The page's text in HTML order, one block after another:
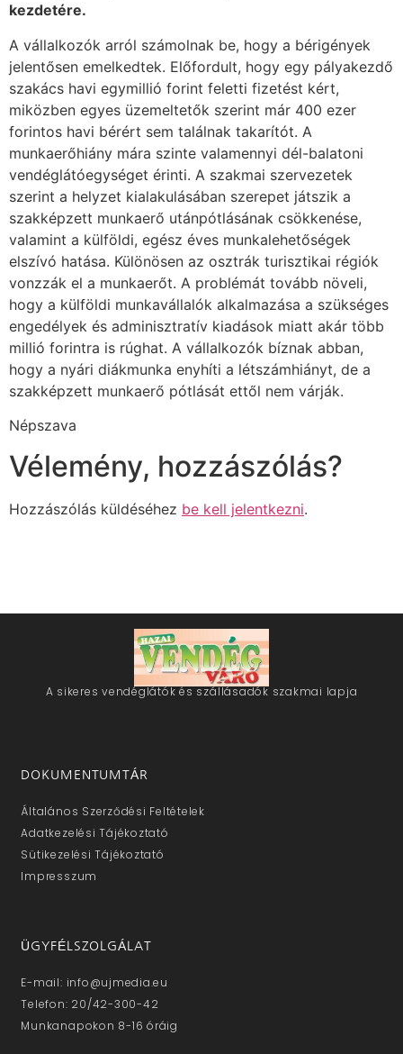
kezdetére.
A vállalkozók arról számolnak be, hogy a bérigények
jelentősen emelkedtek. Előfordult, hogy egy pályakezdő
szakács havi egymillió forint feletti fizetést kért,
miközben egyes üzemeltetők szerint már 400 ezer
forintos havi bérért sem találnak takarítót. A
munkaerőhiány mára szinte valamennyi dél-balatoni
vendéglátóegységet érinti. A szakmai szervezetek
szerint a helyzet kialakulásában szerepet játszik a
szakképzett munkaerő utánpótlásának csökkenése,
valamint a külföldi, egész éves munkalehetőségek
elszívó hatása. Különösen az osztrák turisztikai régiók
vonzzák el a munkaerőt. A problémát tovább növeli,
hogy a külföldi munkavállalók alkalmazása a szükséges
engedélyek és adminisztratív kiadások miatt akár több
millió forintra is rúghat. A vállalkozók bíznak abban,
hogy a nyári diákmunka enyhíti a létszámhiányt, de a
szakképzett munkaerő pótlását ettől nem várják.
Népszava
Vélemény, hozzászólás?
Hozzászólás küldéséhez be kell jelentkezni.
A sikeres vendéglátók és szállásadók szakmai lapja
DOKUMENTUMTÁR
Általános Szerződési Feltételek
Adatkezelési Tájékoztató
Sütikezelési Tájékoztató
Impresszum
ÜGYFÉLSZOLGÁLAT
E-mail: info@ujmedia.eu
Telefon: 20/42-300-42
Munkanapokon 8-16 óráig